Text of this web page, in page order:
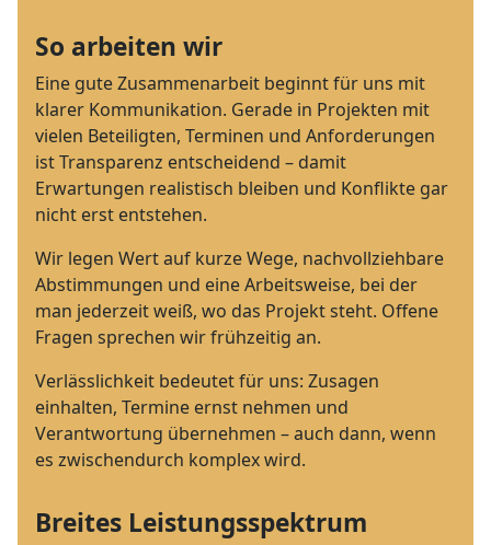
So arbeiten wir
Eine gute Zusammenarbeit beginnt für uns mit
klarer Kommunikation. Gerade in Projekten mit
vielen Beteiligten, Terminen und Anforderungen
ist Transparenz entscheidend – damit
Erwartungen realistisch bleiben und Konflikte gar
nicht erst entstehen.
Wir legen Wert auf kurze Wege, nachvollziehbare
Abstimmungen und eine Arbeitsweise, bei der
man jederzeit weiß, wo das Projekt steht. Offene
Fragen sprechen wir frühzeitig an.
Verlässlichkeit bedeutet für uns: Zusagen
einhalten, Termine ernst nehmen und
Verantwortung übernehmen – auch dann, wenn
es zwischendurch komplex wird.
Breites Leistungsspektrum